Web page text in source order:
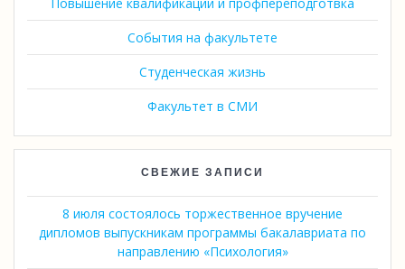
События на факультете
Студенческая жизнь
Факультет в СМИ
СВЕЖИЕ ЗАПИСИ
8 июля состоялось торжественное вручение
дипломов выпускникам программы бакалавриата по
направлению «Психология»